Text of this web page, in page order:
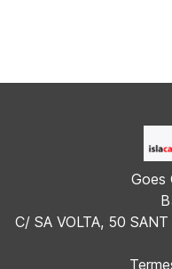
Goes
C/ SA VOLTA, 50